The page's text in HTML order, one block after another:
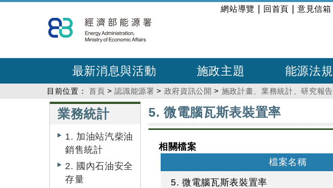
到
主
內
:::
網站導覽 回首頁 意見信箱
最新消息與活動 施政主題 能源法規
目前位置： 首頁 >認識能源署 > 政府資訊公開 > 施政計畫、業務統計、研究報告
:::業務統計
1. 加油站汽柴油
銷售統計
2. 國內石油安全
存量
5. 微電腦瓦斯表裝置率
相關檔案
檔案名稱
5. 微電腦瓦斯表裝置率